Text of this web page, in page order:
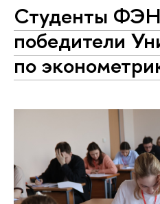
Студенты
победители
по